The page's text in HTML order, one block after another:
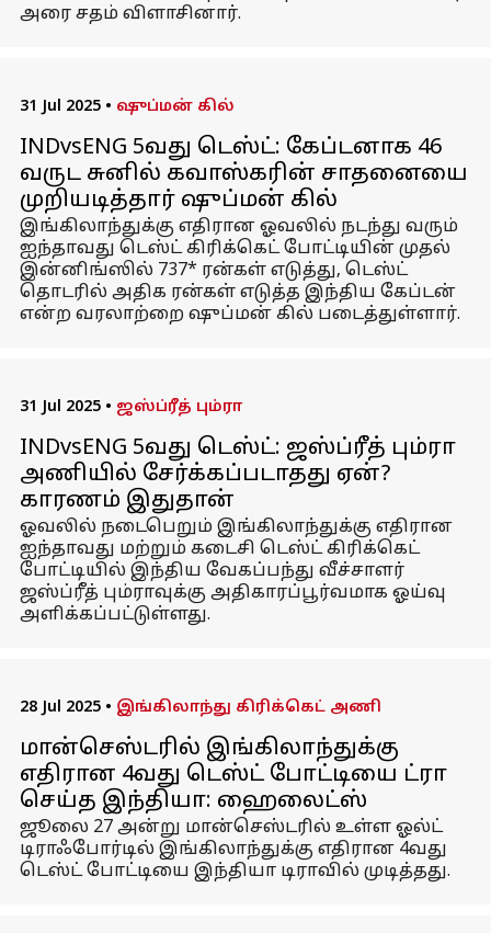
அரை சதம் விளாசினார்.
31 Jul 2025 • ஷுப்மன் கில்
INDvsENG 5வது டெஸ்ட்: கேப்டனாக 46
வருட சுனில் கவாஸ்கரின் சாதனையை
முறியடித்தார் ஷுப்மன் கில்
இங்கிலாந்துக்கு எதிரான ஓவலில் நடந்து வரும்
ஐந்தாவது டெஸ்ட் கிரிக்கெட் போட்டியின் முதல்
இன்னிங்ஸில் 737* ரன்கள் எடுத்து, டெஸ்ட்
தொடரில் அதிக ரன்கள் எடுத்த இந்திய கேப்டன்
என்ற வரலாற்றை ஷுப்மன் கில் படைத்துள்ளார்.
31 Jul 2025 • ஜஸ்ப்ரீத் பும்ரா
INDvsENG 5வது டெஸ்ட்: ஜஸ்ப்ரீத் பும்ரா
அணியில் சேர்க்கப்படாதது ஏன்?
காரணம் இதுதான்
ஓவலில் நடைபெறும் இங்கிலாந்துக்கு எதிரான
ஐந்தாவது மற்றும் கடைசி டெஸ்ட் கிரிக்கெட்
போட்டியில் இந்திய வேகப்பந்து வீச்சாளர்
ஜஸ்ப்ரீத் பும்ராவுக்கு அதிகாரப்பூர்வமாக ஓய்வு
அளிக்கப்பட்டுள்ளது.
28 Jul 2025 • இங்கிலாந்து கிரிக்கெட் அணி
மான்செஸ்டரில் இங்கிலாந்துக்கு
எதிரான 4வது டெஸ்ட் போட்டியை ட்ரா
செய்த இந்தியா: ஹைலைட்ஸ்
ஜூலை 27 அன்று மான்செஸ்டரில் உள்ள ஓல்ட்
டிராஃபோர்டில் இங்கிலாந்துக்கு எதிரான 4வது
டெஸ்ட் போட்டியை இந்தியா டிராவில் முடித்தது.